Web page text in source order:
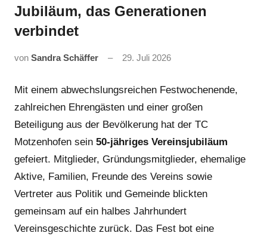
Jubiläum, das Generationen
verbindet
von Sandra Schäffer 29. Juli 2026
Mit einem abwechslungsreichen Festwochenende,
zahlreichen Ehrengästen und einer großen
Beteiligung aus der Bevölkerung hat der TC
Motzenhofen sein 50-jähriges Vereinsjubiläum
gefeiert. Mitglieder, Gründungsmitglieder, ehemalige
Aktive, Familien, Freunde des Vereins sowie
Vertreter aus Politik und Gemeinde blickten
gemeinsam auf ein halbes Jahrhundert
Vereinsgeschichte zurück. Das Fest bot eine